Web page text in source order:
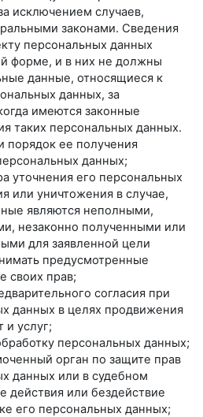
исключением случаев,
законами. Сведения
персональных данных
форме, и в них не должны
данные, относящиеся к
данных, за
имеются законные
таких персональных данных.
ее получения
данных;
уточнения его персональных
или уничтожения в случае,
являются неполными,
незаконно полученными или
для заявленной цели
предусмотренные
своих прав;
согласия при
данных в целях продвижения
и услуг;
персональных данных;
орган по защите прав
данных или в судебном
действия или бездействие
его персональных данных;